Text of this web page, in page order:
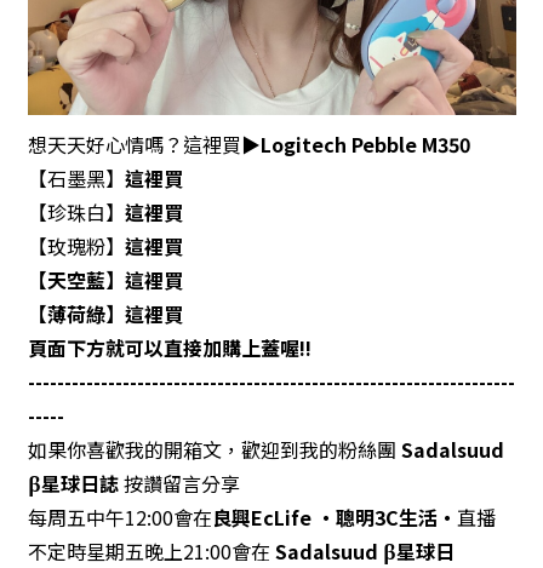
想天天好心情嗎？這裡買▶️Logitech Pebble M350
【石墨黑】 這裡買
【珍珠白】 這裡買
【玫瑰粉】 這裡買
【天空藍】 這裡買
【薄荷綠】 這裡買
頁面下方就可以直接加購上蓋喔!!
-------------------------------------------------------------------
-----
如果你喜歡我的開箱文，歡迎到我的粉絲團 Sadalsuud
β星球日誌按讚留言分享
每周五中午12:00會在良興EcLife ‧聰明3C生活‧ 直播
不定時星期五晚上21:00會在 Sadalsuud β星球日